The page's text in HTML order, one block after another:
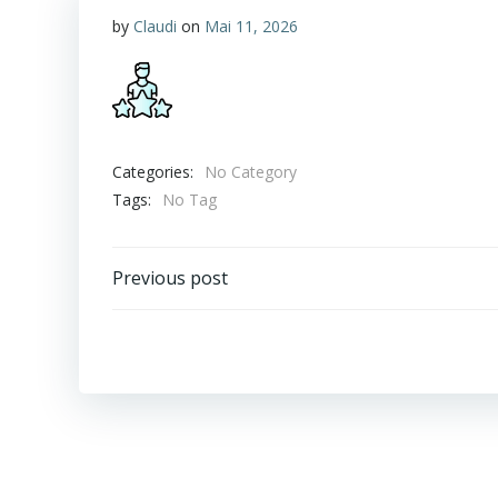
by Claudi on Mai 11, 2026
Categories:
No Category
Tags:
No Tag
Post
Previous post